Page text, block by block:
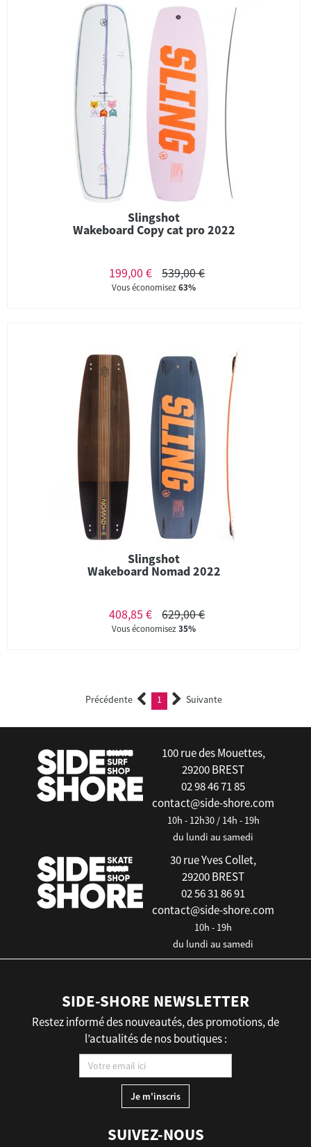
Slingshot
Wakeboard Copy cat pro 2022
199,00 € 539,00 €
Vous économisez63%
Slingshot
Wakeboard Nomad 2022
408,85 € 629,00 €
Vous économisez35%
Précédente 1 (current)Suivante
100 rue des Mouettes,
29200 BREST
02 98 46 71 85
contact@side-shore.com
10h - 12h30 / 14h - 19h
du lundi au samedi
30 rue Yves Collet,
29200 BREST
02 56 31 86 91
contact@side-shore.com
10h - 19h
du lundi au samedi
SIDE-SHORE NEWSLETTER
Restez informé des nouveautés, des promotions, de
l’actualités de nos boutiques :
SUIVEZ-NOUS